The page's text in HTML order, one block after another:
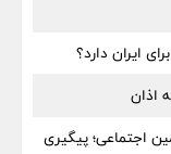
ایران دارد؟
اذان
اجتماعی؛ پیگیری